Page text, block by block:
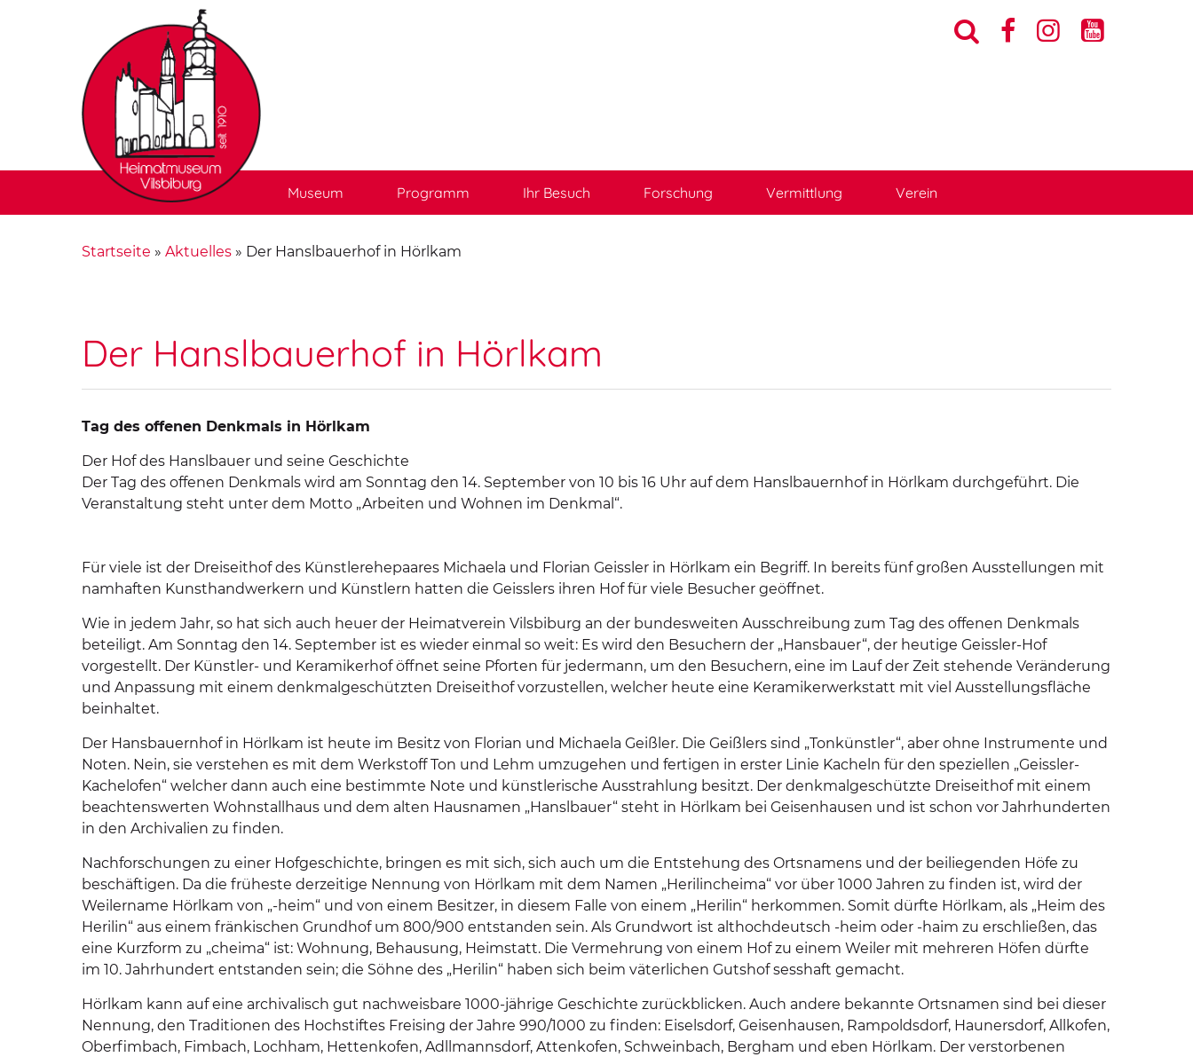
   
Museum Programm Ihr Besuch Forschung Vermittlung Verein
Startseite »Aktuelles » Der Hanslbauerhof in Hörlkam
Der Hanslbauerhof in Hörlkam
Tag des offenen Denkmals in Hörlkam
Der Hof des Hanslbauer und seine Geschichte
Der Tag des offenen Denkmals wird am Sonntag den 14. September von 10 bis 16 Uhr auf dem Hanslbauernhof in Hörlkam durchgeführt. Die
Veranstaltung steht unter dem Motto „Arbeiten und Wohnen im Denkmal“.
Für viele ist der Dreiseithof des Künstlerehepaares Michaela und Florian Geissler in Hörlkam ein Begriff. In bereits fünf großen Ausstellungen mit
namhaften Kunsthandwerkern und Künstlern hatten die Geisslers ihren Hof für viele Besucher geöffnet.
Wie in jedem Jahr, so hat sich auch heuer der Heimatverein Vilsbiburg an der bundesweiten Ausschreibung zum Tag des offenen Denkmals
beteiligt. Am Sonntag den 14. September ist es wieder einmal so weit: Es wird den Besuchern der „Hansbauer“, der heutige Geissler-Hof
vorgestellt. Der Künstler- und Keramikerhof öffnet seine Pforten für jedermann, um den Besuchern, eine im Lauf der Zeit stehende Veränderung
und Anpassung mit einem denkmalgeschützten Dreiseithof vorzustellen, welcher heute eine Keramikerwerkstatt mit viel Ausstellungsfläche
beinhaltet.
Der Hansbauernhof in Hörlkam ist heute im Besitz von Florian und Michaela Geißler. Die Geißlers sind „Tonkünstler“, aber ohne Instrumente und
Noten. Nein, sie verstehen es mit dem Werkstoff Ton und Lehm umzugehen und fertigen in erster Linie Kacheln für den speziellen „Geissler-
Kachelofen“ welcher dann auch eine bestimmte Note und künstlerische Ausstrahlung besitzt. Der denkmalgeschützte Dreiseithof mit einem
beachtenswerten Wohnstallhaus und dem alten Hausnamen „Hanslbauer“ steht in Hörlkam bei Geisenhausen und ist schon vor Jahrhunderten
in den Archivalien zu finden.
Nachforschungen zu einer Hofgeschichte, bringen es mit sich, sich auch um die Entstehung des Ortsnamens und der beiliegenden Höfe zu
beschäftigen. Da die früheste derzeitige Nennung von Hörlkam mit dem Namen „Herilincheima“ vor über 1000 Jahren zu finden ist, wird der
Weilername Hörlkam von „-heim“ und von einem Besitzer, in diesem Falle von einem „Herilin“ herkommen. Somit dürfte Hörlkam, als „Heim des
Herilin“ aus einem fränkischen Grundhof um 800/900 entstanden sein. Als Grundwort ist althochdeutsch -heim oder -haim zu erschließen, das
eine Kurzform zu „cheima“ ist: Wohnung, Behausung, Heimstatt. Die Vermehrung von einem Hof zu einem Weiler mit mehreren Höfen dürfte
im 10. Jahrhundert entstanden sein; die Söhne des „Herilin“ haben sich beim väterlichen Gutshof sesshaft gemacht.
Hörlkam kann auf eine archivalisch gut nachweisbare 1000-jährige Geschichte zurückblicken. Auch andere bekannte Ortsnamen sind bei dieser
Nennung, den Traditionen des Hochstiftes Freising der Jahre 990/1000 zu finden: Eiselsdorf, Geisenhausen, Rampoldsdorf, Haunersdorf, Allkofen,
Oberfimbach, Fimbach, Lochham, Hettenkofen, Adllmannsdorf, Attenkofen, Schweinbach, Bergham und eben Hörlkam. Der verstorbenen